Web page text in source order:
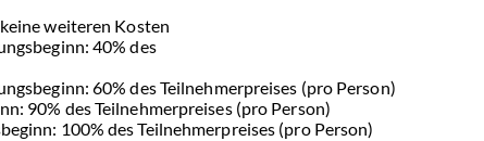
weiteren Kosten
40% des
60% des Teilnehmerpreises (pro Person)
90% des Teilnehmerpreises (pro Person)
100% des Teilnehmerpreises (pro Person)